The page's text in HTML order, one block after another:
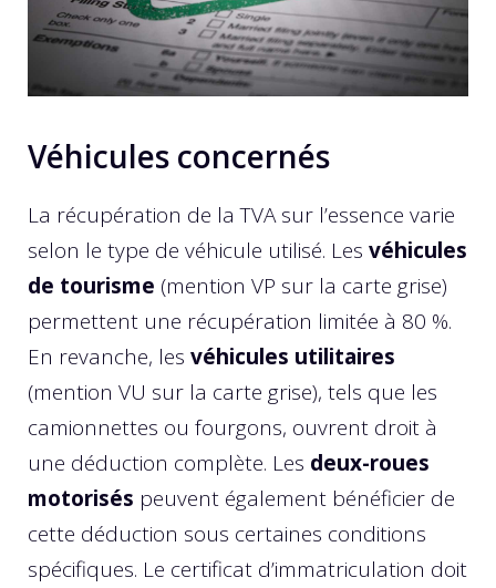
Véhicules concernés
La récupération de la TVA sur l’essence varie
selon le type de véhicule utilisé. Les véhicules
de tourisme (mention VP sur la carte grise)
permettent une récupération limitée à 80 %.
En revanche, les véhicules utilitaires
(mention VU sur la carte grise), tels que les
camionnettes ou fourgons, ouvrent droit à
une déduction complète. Les deux-roues
motorisés peuvent également bénéficier de
cette déduction sous certaines conditions
spécifiques. Le certificat d’immatriculation doit